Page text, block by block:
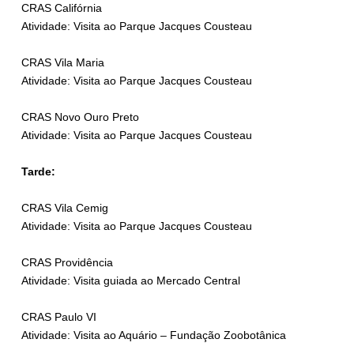
CRAS Califórnia
Atividade: Visita ao Parque Jacques Cousteau
CRAS Vila Maria
Atividade: Visita ao Parque Jacques Cousteau
CRAS Novo Ouro Preto
Atividade: Visita ao Parque Jacques Cousteau
Tarde:
CRAS Vila Cemig
Atividade: Visita ao Parque Jacques Cousteau
CRAS Providência
Atividade: Visita guiada ao Mercado Central
CRAS Paulo VI
Atividade: Visita ao Aquário – Fundação Zoobotânica